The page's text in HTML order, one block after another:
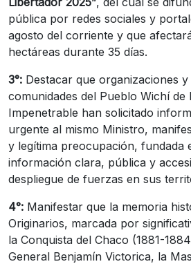
pública por redes sociales y
agosto del corriente y que
hectáreas durante 35 días.
3°: Destacar que organizaciones
comunidades del Pueblo Wichí de
Impenetrable han solicitado
urgente al mismo Ministro,
y legítima preocupación, fundada
información clara, pública y
despliegue de fuerzas en sus
4°: Manifestar que la memoria
Originarios, marcada por
la Conquista del Chaco (1881-
General Benjamín Victorica, la